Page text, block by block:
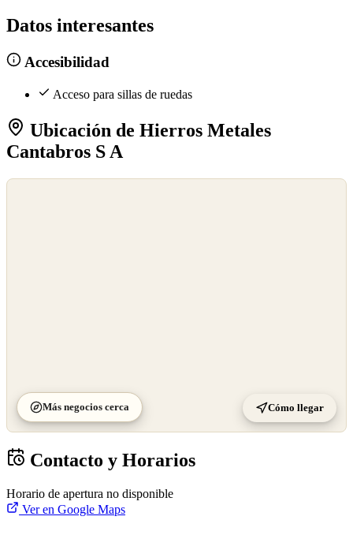
Datos interesantes
Accesibilidad
Acceso para sillas de ruedas
Ubicación de Hierros Metales
Cantabros S A
Más negocios cerca Cómo llegar
Contacto y Horarios
Horario de apertura no disponible
Ver en Google Maps